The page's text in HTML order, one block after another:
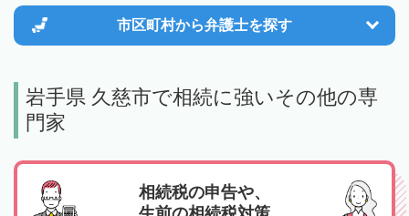
市区町村から弁護士を探す
岩手県 久慈市で相続に強いその他の専
門家
相続税の申告や、